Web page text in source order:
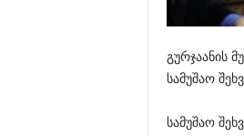
გურჯაანის
სამუშაო
სამუშაო